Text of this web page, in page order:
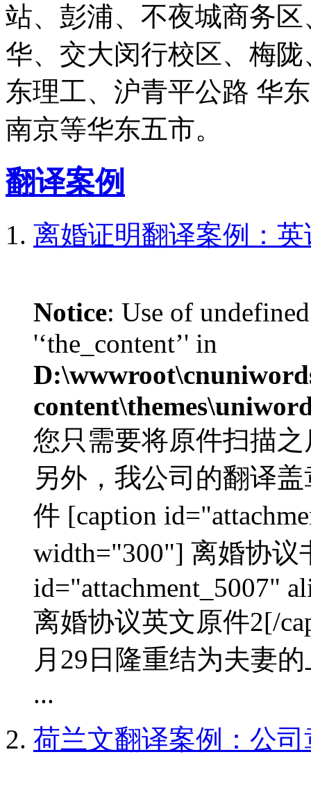
站、彭浦、不夜城商务
华、交大闵行校区、梅
东理工、沪青平公路 华
南京等华东五市。
翻译案例
离婚证明翻译案例：英
Notice: Use of
'‘the_content’' in
您只需要将原件扫描
另外，我公司的翻译
件 [caption
width="300"] 离婚协议
id="attachment_5007"
离婚协议英文原件2[/
月29日隆重结为夫妻
...
荷兰文翻译案例：公